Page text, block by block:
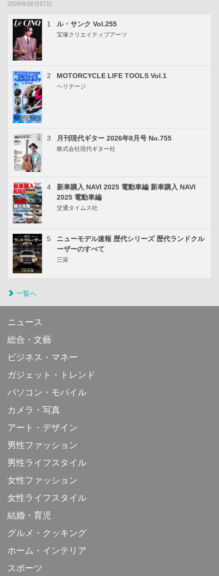
2026年08月07日
1 ル・サンク Vol.255
宝塚クリエイティブアーツ
2 MOTORCYCLE LIFE TOOLS Vol.1
ヘリテージ
3 月刊現代ギター 2026年8月号 No.755
株式会社現代ギター社
4
新車購入 NAVI 2025 電動車編 新車購入 NAVI
2025 電動車編
交通タイムス社
5
ニューモデル速報 歴代シリーズ 歴代ランドクル
ーザーのすべて
三栄
一覧へ
ニュース
総合・文藝
ビジネス・マネー
ガジェット・トレンド
パソコン・モバイル
カメラ・写真
アート・デザイン
男性ファッション
男性ライフスタイル
女性ファッション
女性ライフスタイル
結婚・育児
グルメ・クッキング
ホーム・インテリア
スポーツ